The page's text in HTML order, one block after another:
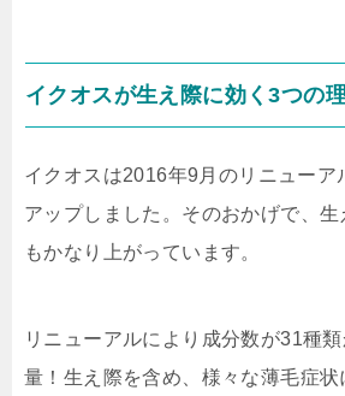
イクオスが生え際に効く3つの
イクオスは2016年9月のリニューア
アップしました。そのおかげで、生
もかなり上がっています。
リニューアルにより 成分数が31種
量！ 生え際を含め、様々な薄毛症状